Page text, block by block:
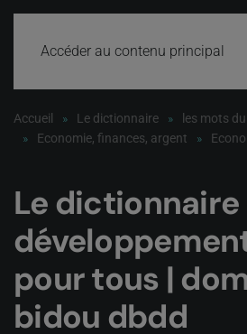
Accéder au contenu principal
Accueil Le dictionnaire
les mots
Economie, finances, argent
Le dictionnaire
pour tous |
bidou dbdd